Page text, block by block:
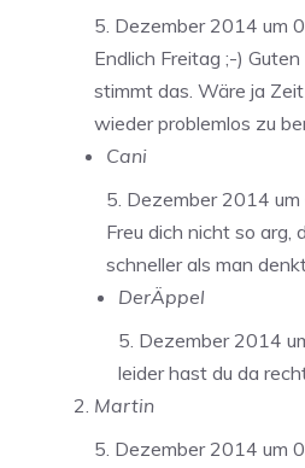
5. Dezember 2014 um
Endlich Freitag ;-)
stimmt das. Wäre ja
wieder problemlos zu
Cani
5. Dezember 2014
Freu dich nicht so arg,
schneller als man
DerÄppel
5. Dezember 2014
leider hast du da
Martin
5. Dezember 2014 um